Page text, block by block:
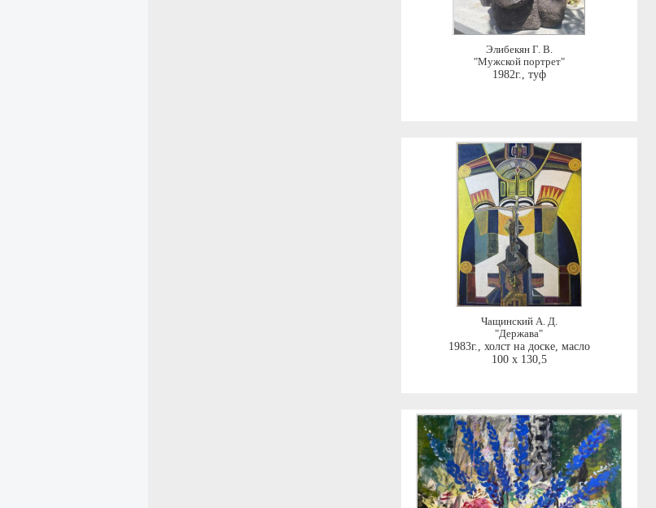
Элибекян Г. В.
"Мужской портрет"
1982г., туф
Чащинский А. Д.
"Держава"
1983г., холст на доске, масло
100 x 130,5